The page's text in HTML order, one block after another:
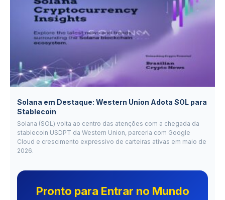
Solana em Destaque: Western Union Adota SOL para
Stablecoin
Solana (SOL) volta ao centro das atenções com a chegada da
stablecoin USDPT da Western Union, parceria com Google
Cloud e crescimento expressivo de carteiras ativas em maio de
2026.
Pronto para Entrar no Mundo